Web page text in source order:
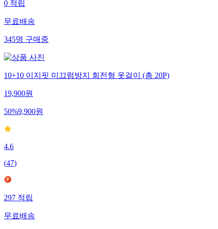
0적립
무료배송
345명구매중
10+10 이지핏 미끄럼방지 회전형 옷걸이 (총 20P)
19,900원
50%9,900원
4.6
(47)
297적립
무료배송